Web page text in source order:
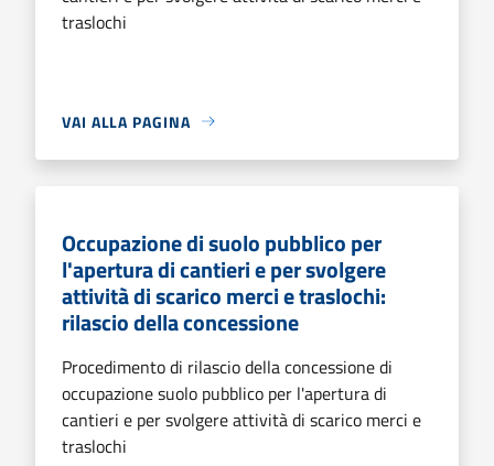
traslochi
VAI ALLA PAGINA
Occupazione di suolo pubblico per
l'apertura di cantieri e per svolgere
attività di scarico merci e traslochi:
rilascio della concessione
Procedimento di rilascio della concessione di
occupazione suolo pubblico per l'apertura di
cantieri e per svolgere attività di scarico merci e
traslochi